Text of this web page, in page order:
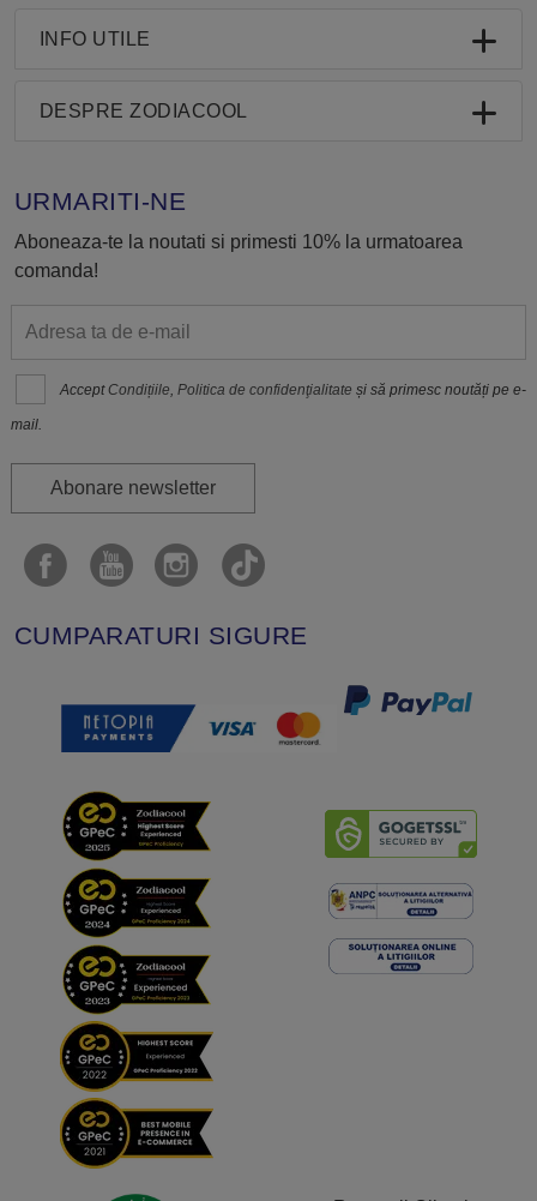
INFO UTILE
DESPRE ZODIACOOL
URMARITI-NE
Aboneaza-te la noutati si primesti 10% la urmatoarea
comanda!
Accept Condițiile ,Politica de confidenţialitate și să primesc noutăți pe e-
mail.
Abonare newsletter
CUMPARATURI SIGURE